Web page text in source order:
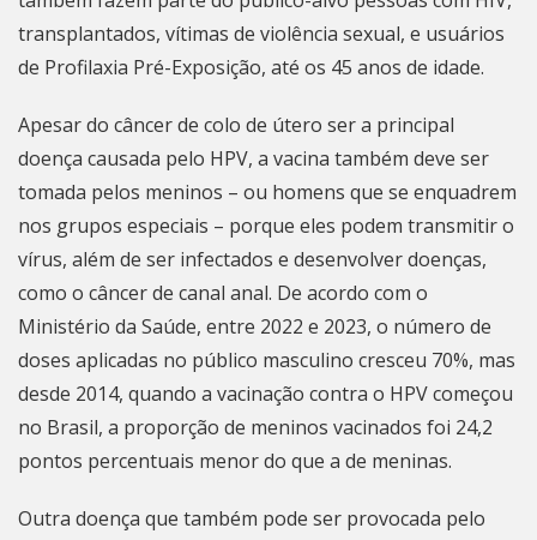
transplantados, vítimas de violência sexual, e usuários
de Profilaxia Pré-Exposição, até os 45 anos de idade.
Apesar do câncer de colo de útero ser a principal
doença causada pelo HPV, a vacina também deve ser
tomada pelos meninos – ou homens que se enquadrem
nos grupos especiais – porque eles podem transmitir o
vírus, além de ser infectados e desenvolver doenças,
como o câncer de canal anal. De acordo com o
Ministério da Saúde, entre 2022 e 2023, o número de
doses aplicadas no público masculino cresceu 70%, mas
desde 2014, quando a vacinação contra o HPV começou
no Brasil, a proporção de meninos vacinados foi 24,2
pontos percentuais menor do que a de meninas.
Outra doença que também pode ser provocada pelo